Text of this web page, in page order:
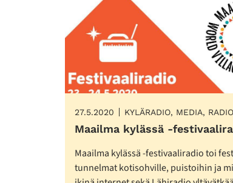
27.5.2020 KYLÄRADIO, MEDIA,
Maailma kylässä -
Maailma kylässä -festivaaliradio toi
tunnelmat kotisohville, puistoihin ja